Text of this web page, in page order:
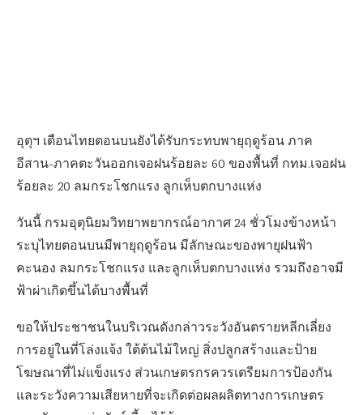
อุตุฯ เตือนไทยตอนบนยังได้รับกระทบพายุฤดูร้อน ภาค
อีสาน-ภาคตะวันออกเจอฝนร้อยละ 60 ของพื้นที่ กทม.เจอฝน
ร้อยละ 20 ลมกระโชกแรง ลูกเห็บตกบางแห่ง
วันนี้ กรมอุตุนิยมวิทยาพยากรณ์อากาศ 24 ชั่วโมงข้างหน้า
ระบุไทยตอนบนมีพายุฤดูร้อน มีลักษณะของพายุฝนฟ้า
คะนอง ลมกระโชกแรง และลูกเห็บตกบางแห่ง รวมถึงอาจมี
ฟ้าผ่าเกิดขึ้นได้บางพื้นที่
ขอให้ประชาชนในบริเวณดังกล่าวระวังอันตรายหลีกเลี่ยง
การอยู่ในที่โล่งแจ้ง ใต้ต้นไม้ใหญ่ สิ่งปลูกสร้างและป้าย
โฆษณาที่ไม่แข็งแรง ส่วนเกษตรกรควรเตรียมการป้องกัน
และระวังความเสียหายที่จะเกิดต่อผลผลิตทางการเกษตร